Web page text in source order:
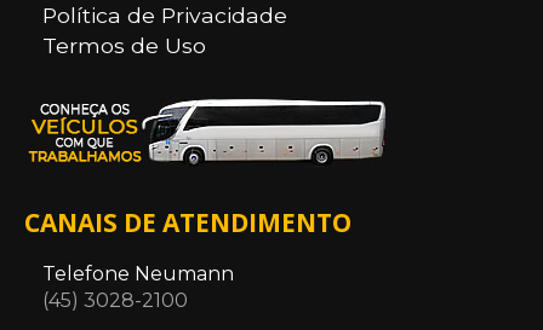
Política de Privacidade
Termos de Uso
CANAIS DE ATENDIMENTO
Telefone Neumann
(45) 3028-2100